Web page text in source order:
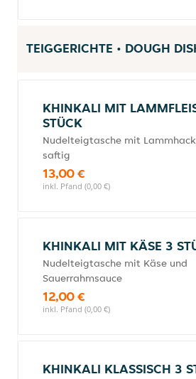
TEIGGERICHTE • DOUGH
KHINKALI MIT
STÜCK
Nudelteigtasche mit
saftig
13,00 €
inkl. Pfand (0,00 €)
KHINKALI MIT KÄSE 3
Nudelteigtasche mit Käse und
Sauerrahmsauce
12,00 €
inkl. Pfand (0,00 €)
KHINKALI KLASSISCH 3